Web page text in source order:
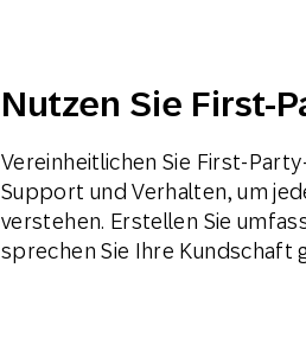
Nutzen Sie First-
Vereinheitlichen Sie First-
Support und Verhalten, um
verstehen. Erstellen Sie
sprechen Sie Ihre Kundschaft